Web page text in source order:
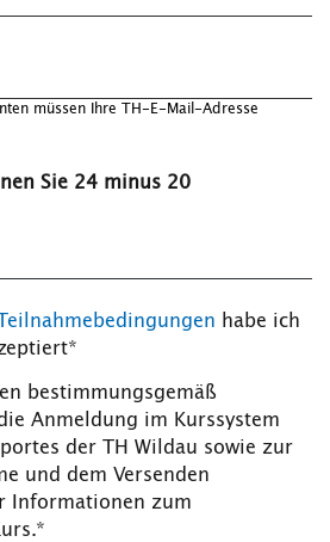
müssen Ihre TH-E-Mail-Adresse
Sie 24 minus 20
habe ich
bestimmungsgemäß
Anmeldung im Kurssystem
der TH Wildau sowie zur
und dem Versenden
Informationen zum